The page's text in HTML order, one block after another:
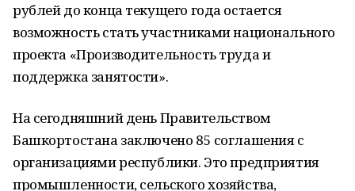
рублей до конца текущего года остается
возможность стать участниками национального
проекта «Производительность труда и
поддержка занятости».
На сегодняшний день Правительством
Башкортостана заключено 85 соглашения с
организациями республики. Это предприятия
промышленности, сельского хозяйства,